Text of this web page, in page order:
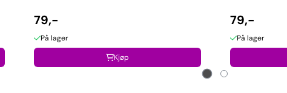
79,-
På lager
Kjøp
79,-
På lager